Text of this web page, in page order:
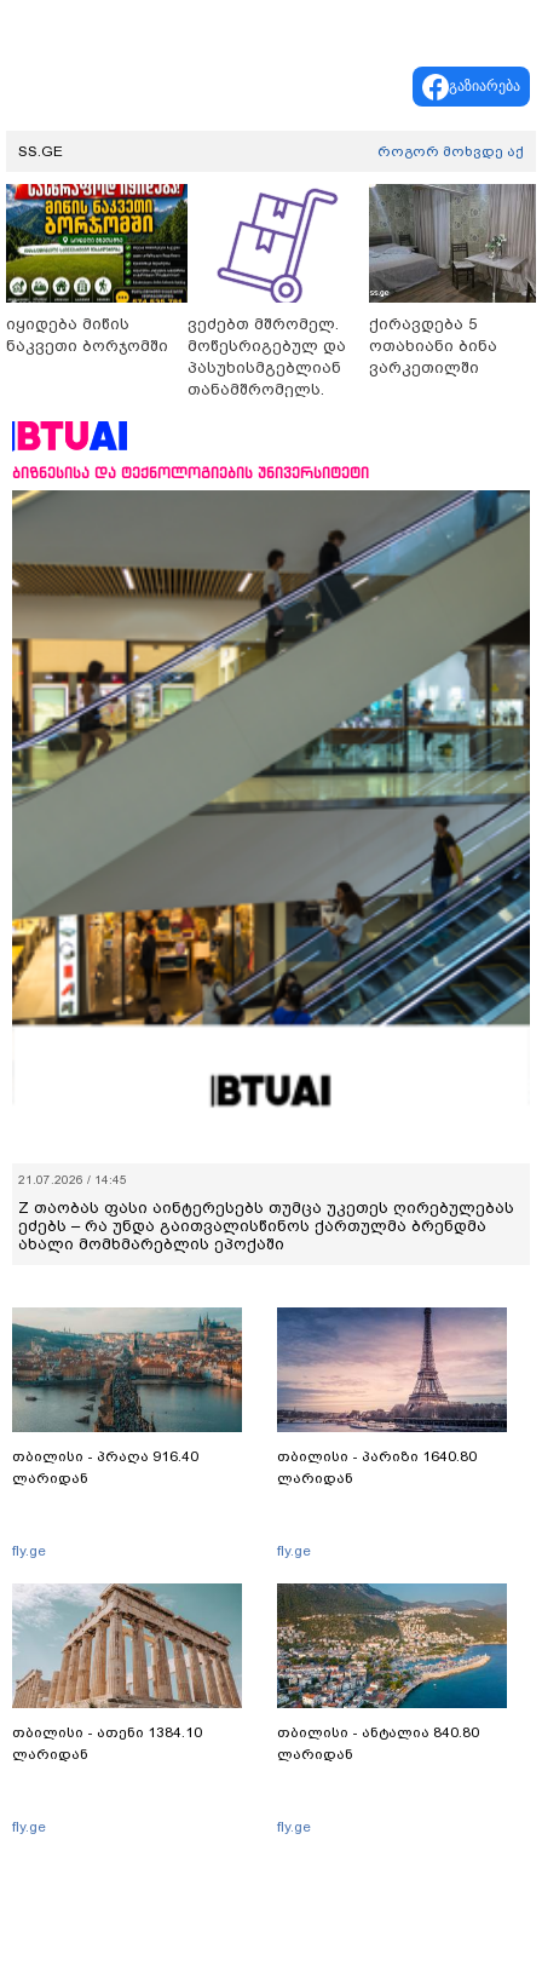
გაზიარება
SS.GE როგორ მოხვდე აქ
იყიდება მიწის
ნაკვეთი ბორჯომში
ვეძებთ მშრომელ.
მოწესრიგებულ და
პასუხისმგებლიან
თანამშრომელს.
ქირავდება 5
ოთახიანი ბინა
ვარკეთილში
ბიზნესისა და ტექნოლოგიების უნივერსიტეტი
21.07.2026 / 14:45
Z თაობას ფასი აინტერესებს თუმცა უკეთეს ღირებულებას
ეძებს – რა უნდა გაითვალისწინოს ქართულმა ბრენდმა
ახალი მომხმარებლის ეპოქაში
თბილისი - პრაღა 916.40
ლარიდან
fly.ge
თბილისი - ათენი 1384.10
ლარიდან
fly.ge
თბილისი - პარიზი 1640.80
ლარიდან
fly.ge
თბილისი - ანტალია 840.80
ლარიდან
fly.ge